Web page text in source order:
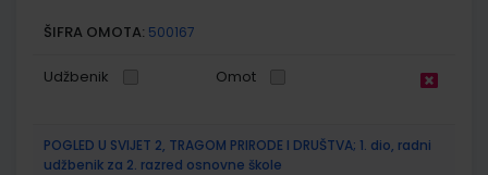
ŠIFRA OMOTA: 500167
Udžbenik Omot
POGLED U SVIJET 2, TRAGOM PRIRODE I DRUŠTVA; 1. dio, radni
udžbenik za 2. razred osnovne škole